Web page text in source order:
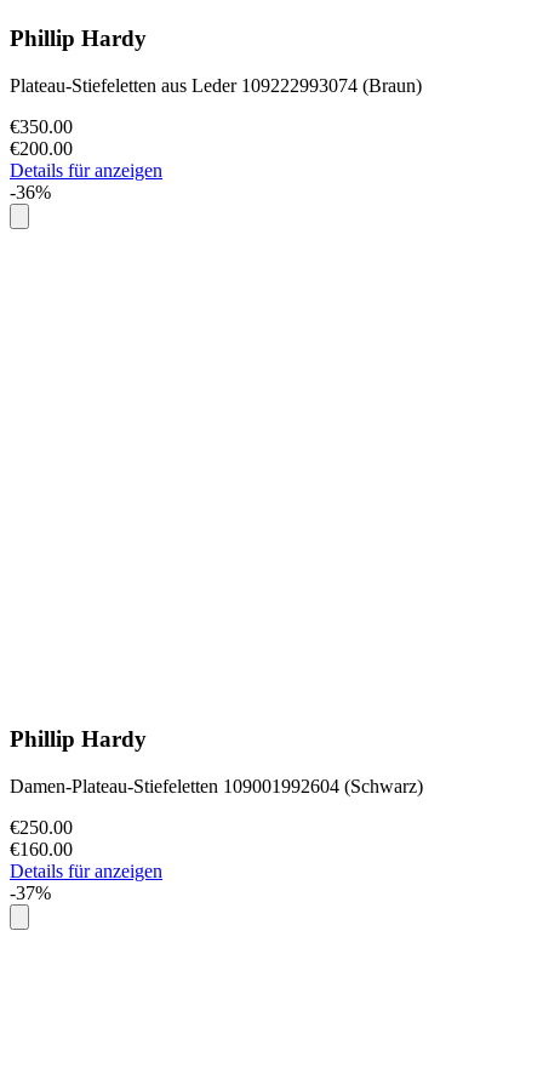
Phillip Hardy
Plateau-Stiefeletten aus Leder 109222993074 (Braun)
€350.00
€200.00
Details für anzeigen
-36%
Phillip Hardy
Damen-Plateau-Stiefeletten 109001992604 (Schwarz)
€250.00
€160.00
Details für anzeigen
-37%